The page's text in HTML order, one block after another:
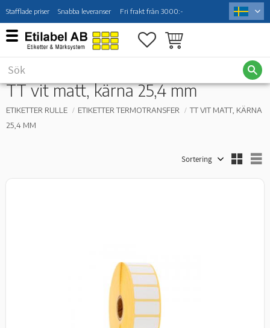
Meny
Stafflade priser Snabba leveranser Fri frakt från 3000:-
Favoriter
Kundvagn
TT vit matt, kärna 25,4 mm
ETIKETTER RULLE ETIKETTER TERMOTRANSFER
TT VIT MATT, KÄRNA
25,4 MM